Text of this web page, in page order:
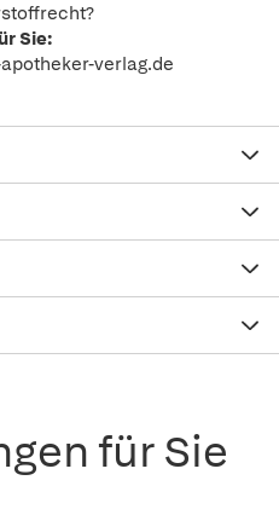
Sie:
verlag.de
für Sie